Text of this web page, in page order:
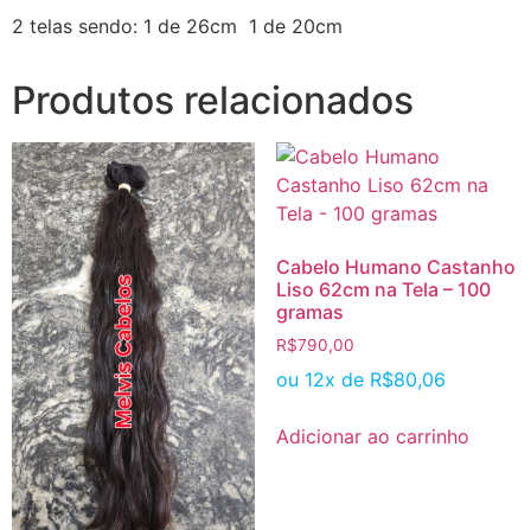
2 telas sendo: 1 de 26cm 1 de 20cm
Produtos relacionados
Cabelo Humano Castanho
Liso 62cm na Tela – 100
gramas
R$790,00
ou 12x de R$80,06
Adicionar ao carrinho